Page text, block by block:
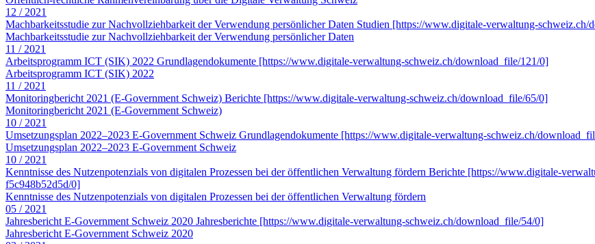
12 / 2021
Machbarkeitsstudie zur Nachvollziehbarkeit der Verwendung persönlicher Daten Studien [https://www.digitale-verwaltung-
Machbarkeitsstudie zur Nachvollziehbarkeit der Verwendung persönlicher Daten
11 / 2021
Arbeitsprogramm ICT (SIK) 2022 Grundlagendokumente [https://www.digitale-verwaltung-schweiz.ch/download_file/121/0]
Arbeitsprogramm ICT (SIK) 2022
11 / 2021
Monitoringbericht 2021 (E-Government Schweiz) Berichte [https://www.digitale-verwaltung-schweiz.ch/download_file/65/0]
Monitoringbericht 2021 (E-Government Schweiz)
10 / 2021
Umsetzungsplan 2022–2023 E-Government Schweiz Grundlagendokumente [https://www.digitale-verwaltung-schweiz.ch/
Umsetzungsplan 2022–2023 E-Government Schweiz
10 / 2021
Kenntnisse des Nutzenpotenzials von digitalen Prozessen bei der öffentlichen Verwaltung fördern Berichte [https://www.digitale-
f5c948b52d5d/0]
Kenntnisse des Nutzenpotenzials von digitalen Prozessen bei der öffentlichen Verwaltung fördern
05 / 2021
Jahresbericht E-Government Schweiz 2020 Jahresberichte [https://www.digitale-verwaltung-schweiz.ch/download_file/54/0]
Jahresbericht E-Government Schweiz 2020